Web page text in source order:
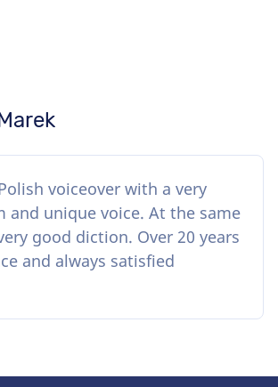
voiceover with a very
and unique voice. At the same
good diction. Over 20 years
and always satisfied